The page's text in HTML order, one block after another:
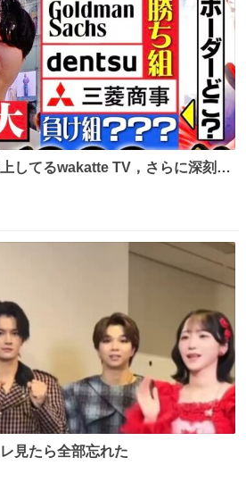
してるwakatte TV，さらに深刻な
堅実に生きるのを周縁化する ・恋
境を求め他大学に移るのを批判する
見たら全部忘れた